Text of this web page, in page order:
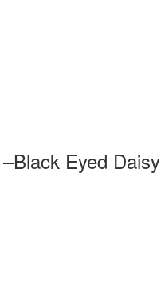
Eyed Daisy